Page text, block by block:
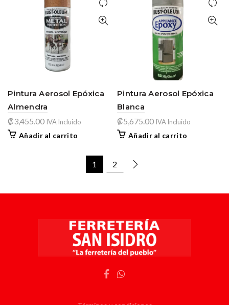
Pintura Aerosol Epóxica
Almendra
₡3,455.00 IVA Incluido
Añadir al carrito
Pintura Aerosol Epóxica
Blanca
₡5,675.00 IVA Incluido
Añadir al carrito
1 2